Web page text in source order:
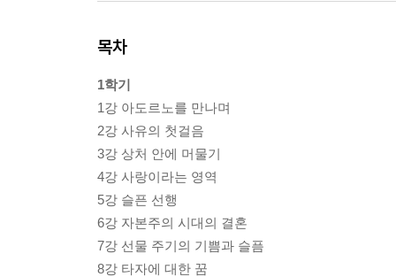
목차
1학기
1강 아도르노를 만나며
2강 사유의 첫걸음
3강 상처 안에 머물기
4강 사랑이라는 영역
5강 슬픈 선행
6강 자본주의 시대의 결혼
7강 선물 주기의 기쁨과 슬픔
8강 타자에 대한 꿈